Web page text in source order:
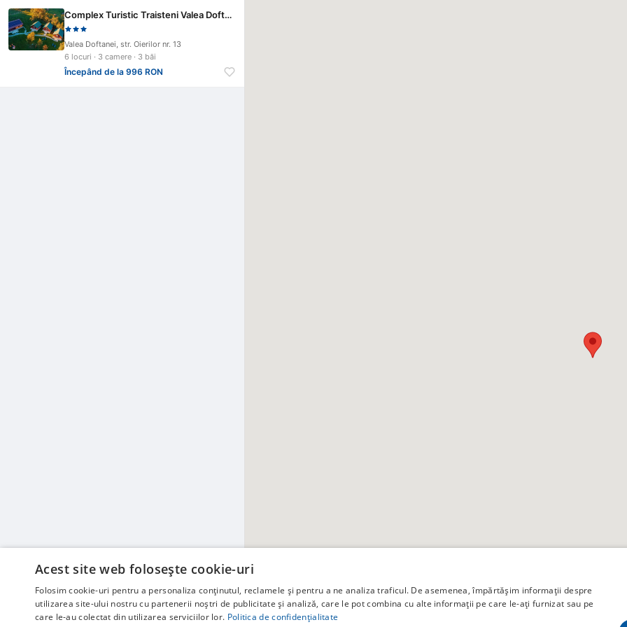
Complex Turistic Traisteni Valea Doftanei
Valea Doftanei, str. Oierilor nr. 13
6 locuri · 3 camere · 3 băi
Începând de la 996 RON
Acest site web folosește cookie-uri
Folosim cookie-uri pentru a personaliza conținutul, reclamele și pentru a ne analiza traficul. De asemenea, împărtășim informații despre
utilizarea site-ului nostru cu partenerii noștri de publicitate și analiză, care le pot combina cu alte informații pe care le-ați furnizat sau pe
care le-au colectat din utilizarea serviciilor lor. Politica de confidențialitate